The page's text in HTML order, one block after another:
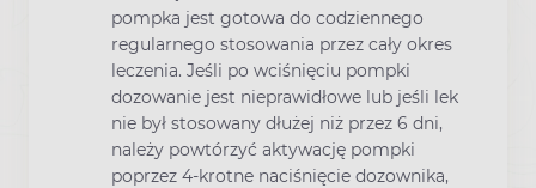
pompka jest gotowa do codziennego
regularnego stosowania przez cały okres
leczenia. Jeśli po wciśnięciu pompki
dozowanie jest nieprawidłowe lub jeśli lek
nie był stosowany dłużej niż przez 6 dni,
należy powtórzyć aktywację pompki
poprzez 4-krotne naciśnięcie dozownika,